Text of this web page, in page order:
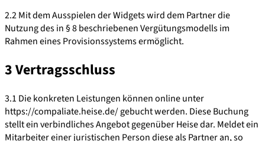
2.2 Mit dem Ausspielen der Widgets wird dem Partner die
Nutzung des in § 8 beschriebenen Vergütungsmodells im
Rahmen eines Provisionssystems ermöglicht.
3 Vertragsschluss
3.1 Die konkreten Leistungen können online unter
https://compaliate.heise.de/ gebucht werden. Diese Buchung
stellt ein verbindliches Angebot gegenüber Heise dar. Meldet ein
Mitarbeiter einer juristischen Person diese als Partner an, so